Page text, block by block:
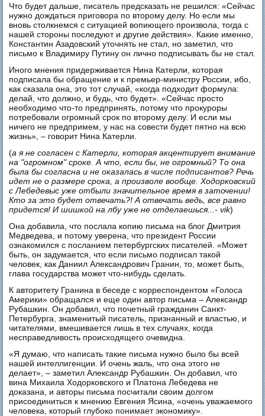
Что будет дальше, писатель предсказать не решился: «Сейчас
нужно дождаться приговора по второму делу. Но если мы
вновь столкнемся с ситуацией вопиющего произвола, тогда с
нашей стороны последуют и другие действия». Какие именно,
Константин Азадовский уточнять не стал, но заметил, что
письмо к Владимиру Путину он лично подписывать бы не стал.
Иного мнения придерживается Нина Катерли, которая
подписала бы обращение и к премьер-министру России, ибо,
как сказала она, это тот случай, «когда подходит формула:
делай, что должно, и будь, что будет». «Сейчас просто
необходимо что-то предпринять, потому что прокуроры
потребовали огромный срок по второму делу. И если мы
ничего не предпримем, у нас на совести будет пятно на всю
жизнь», – говорит Нина Катерли.
(а я не согласен с Катерли, которая акцентирует внимание
на "огромном" сроке. А что, если бы, не огромный? То она
была бы согласна и не оказалась в числе подписантов? Речь
идет не о размере срока, а произволе вообще. Ходорковский
с Лебедевыс уже отбыли значительное время в заточении!
Кто за это будет отвечать?! А отвечать ведь, все равно
придется! И шишкой на лбу уже не отделаешься...- vik)
Она добавила, что послала копию письма на блог Дмитрия
Медведева, и потому уверена, что президент России
ознакомился с посланием петербургских писателей. «Может
быть, он задумается, что если письмо подписал такой
человек, как Даниил Александрович Гранин, то, может быть,
глава государства может что-нибудь сделать.
К авторитету Гранина в беседе с корреспондентом «Голоса
Америки» обращался и еще один автор письма – Александр
Рубашкин. Он добавил, что почетный гражданин Санкт-
Петербурга, знаменитый писатель, признанный и властью, и
читателями, вмешивается лишь в тех случаях, когда
несправедливость происходящего очевидна.
«Я думаю, что написать такие письма нужно было бы всей
нашей интеллигенции. И очень жаль, что она этого не
делает», – заметил Александр Рубашкин. Он добавил, что
вина Михаила Ходорковского и Платона Лебедева не
доказана, и авторы письма посчитали своим долгом
присоединиться к мнению Евгения Ясина, «очень уважаемого
человека, который глубоко понимает экономику».